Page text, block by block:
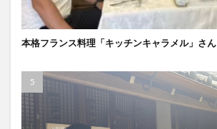
本格フランス料理「キッチンキャラメル」さん